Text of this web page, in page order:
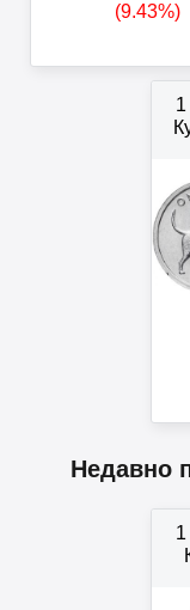
(9.43%)
Недавно